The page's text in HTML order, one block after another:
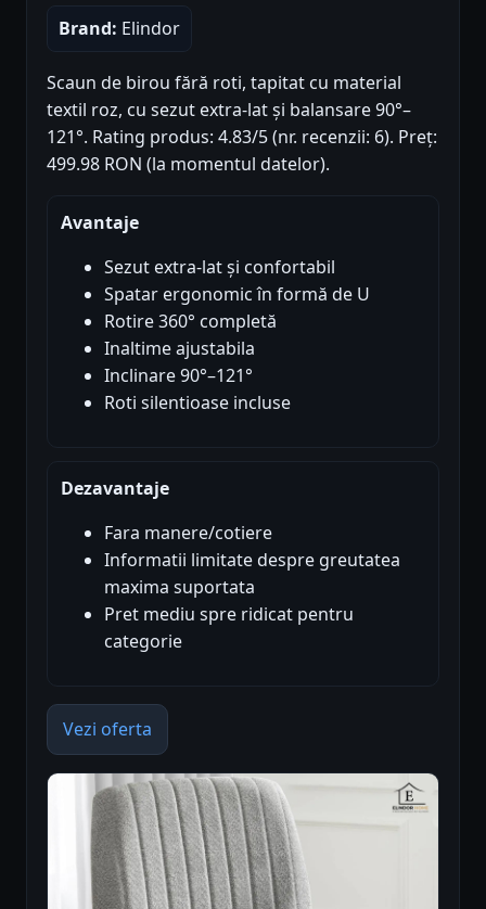
Brand: Elindor
Scaun de birou fără roti, tapitat cu material
textil roz, cu sezut extra-lat și balansare 90°–
121°. Rating produs: 4.83/5 (nr. recenzii: 6). Preț:
499.98 RON (la momentul datelor).
Avantaje
Sezut extra-lat și confortabil
Spatar ergonomic în formă de U
Rotire 360° completă
Inaltime ajustabila
Inclinare 90°–121°
Roti silentioase incluse
Dezavantaje
Fara manere/cotiere
Informatii limitate despre greutatea
maxima suportata
Pret mediu spre ridicat pentru
categorie
Vezi oferta